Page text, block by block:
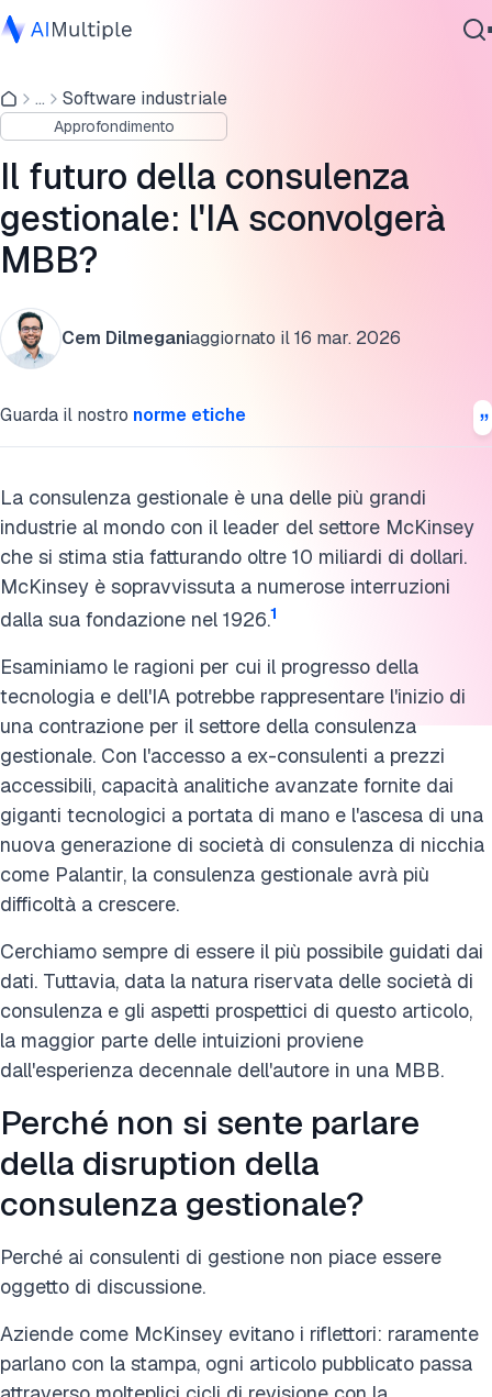
IA Agente
Sicurezza Informatica
Dati
Software Aziendale
Servizi
Contattaci
... Software industriale
Approfondimento
Il futuro della consulenza
gestionale: l'IA sconvolgerà
MBB?
Cem Dilmeganiaggiornato il16 mar. 2026
Guarda il nostro norme etiche
La consulenza gestionale è una delle più grandi
industrie al mondo con il leader del settore McKinsey
che si stima stia fatturando oltre 10 miliardi di dollari.
McKinsey è sopravvissuta a numerose interruzioni
dalla sua fondazione nel 1926.1
Esaminiamo le ragioni per cui il progresso della
tecnologia e dell'IA potrebbe rappresentare l'inizio di
una contrazione per il settore della consulenza
gestionale. Con l'accesso a ex-consulenti a prezzi
accessibili, capacità analitiche avanzate fornite dai
giganti tecnologici a portata di mano e l'ascesa di una
nuova generazione di società di consulenza di nicchia
come Palantir, la consulenza gestionale avrà più
difficoltà a crescere.
Cerchiamo sempre di essere il più possibile guidati dai
dati. Tuttavia, data la natura riservata delle società di
consulenza e gli aspetti prospettici di questo articolo,
la maggior parte delle intuizioni proviene
dall'esperienza decennale dell'autore in una MBB.
Perché non si sente parlare
della disruption della
consulenza gestionale?
Perché ai consulenti di gestione non piace essere
oggetto di discussione.
Aziende come McKinsey evitano i riflettori: raramente
parlano con la stampa, ogni articolo pubblicato passa
Quali sono le USP dei consulenti di gestione?
Come cambieranno queste USP?
Cosa riserva il futuro ai consulenti di gestione?
Cita questa ricerca